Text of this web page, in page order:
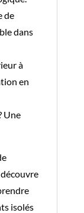
de
dans
à
en
Une
isolés